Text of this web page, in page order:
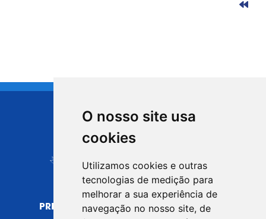
O nosso site usa
cookies
Utilizamos cookies e outras
tecnologias de medição para
melhorar a sua experiência de
navegação no nosso site, de
CIDADE DE
Carapicuíba
PREFEITURA MUNICIPAL DE CARAPICUÍBA